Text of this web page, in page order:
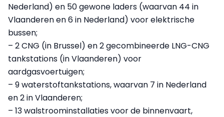
Nederland) en 50 gewone laders (waarvan 44 in
Vlaanderen en 6 in Nederland) voor elektrische
bussen;
– 2 CNG (in Brussel) en 2 gecombineerde LNG-CNG
tankstations (in Vlaanderen) voor
aardgasvoertuigen;
– 9 waterstoftankstations, waarvan 7 in Nederland
en 2 in Vlaanderen;
– 13 walstroominstallaties voor de binnenvaart,